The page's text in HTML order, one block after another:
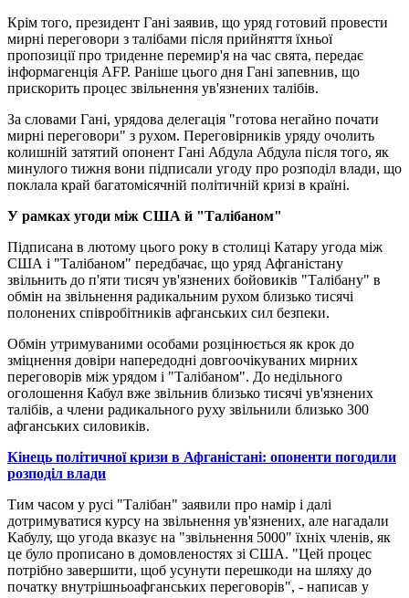
Крім того, президент Гані заявив, що уряд готовий провести
мирні переговори з талібами після прийняття їхньої
пропозиції про триденне перемир'я на час свята, передає
інформагенція AFP. Раніше цього дня Гані запевнив, що
прискорить процес звільнення ув'язнених талібів.
За словами Гані, урядова делегація "готова негайно почати
мирні переговори" з рухом. Переговірників уряду очолить
колишній затятий опонент Гані Абдула Абдула після того, як
минулого тижня вони підписали угоду про розподіл влади, що
поклала край багатомісячній політичній кризі в країні.
У рамках угоди між США й "Талібаном"
Підписана в лютому цього року в столиці Катару угода між
США і "Талібаном" передбачає, що уряд Афганістану
звільнить до п'яти тисяч ув'язнених бойовиків "Талібану" в
обмін на звільнення радикальним рухом близько тисячі
полонених співробітників афганських сил безпеки.
Обмін утримуваними особами розцінюється як крок до
зміцнення довіри напередодні довгоочікуваних мирних
переговорів між урядом і "Талібаном". До недільного
оголошення Кабул вже звільнив близько тисячі ув'язнених
талібів, а члени радикального руху звільнили близько 300
афганських силовиків.
Кінець політичної кризи в Афганістані: опоненти погодили
розподіл влади
Тим часом у русі "Талібан" заявили про намір і далі
дотримуватися курсу на звільнення ув'язнених, але нагадали
Кабулу, що угода вказує на "звільнення 5000" їхніх членів, як
це було прописано в домовленостях зі США. "Цей процес
потрібно завершити, щоб усунути перешкоди на шляху до
початку внутрішньоафганських переговорів", - написав у